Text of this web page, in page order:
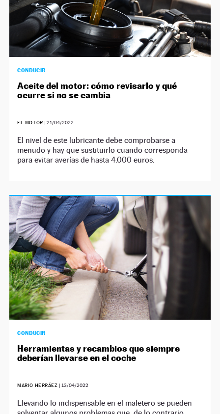
CONDUCIR
Aceite del motor: cómo revisarlo y qué
ocurre si no se cambia
EL MOTOR | 21/04/2022
El nivel de este lubricante debe comprobarse a
menudo y hay que sustituirlo cuando corresponda
para evitar averías de hasta 4.000 euros.
CONDUCIR
Herramientas y recambios que siempre
deberían llevarse en el coche
MARIO HERRÁEZ | 13/04/2022
Llevando lo indispensable en el maletero se pueden